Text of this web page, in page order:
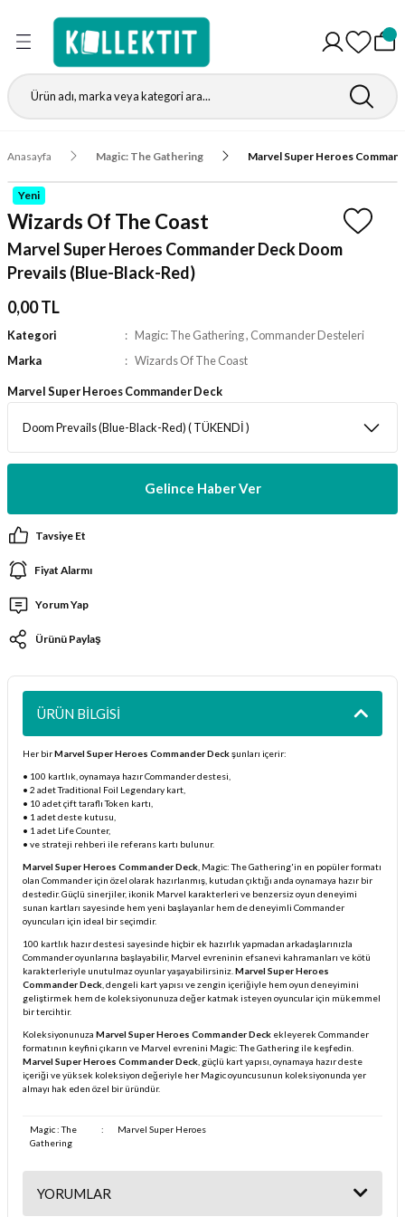
Geri Dön
Geri Dön
Geri Dön
Kutuları
Paketleri
Desteleri
Kutuları
Paketleri
Geri Dön
Geri Dön
Geri Dön
Geri Dön
Geri Dön
Anasayfa Magic: The Gathering Marvel Super Heroes
Yeni
Wizards Of The Coast
Marvel Super Heroes Commander Deck Doom
Prevails (Blue-Black-Red)
0,00 TL
Kategori Magic: The Gathering, Commander Desteleri
Marka
Wizards Of The Coast
Marvel Super Heroes Commander Deck
Gelince Haber Ver
Tavsiye Et
Fiyat Alarmı
Yorum Yap
Ürünü Paylaş
ÜRÜN BILGISI
Her birMarvel Super Heroes Commander Deckşunları içerir:
• 100 kartlık, oynamaya hazır Commander destesi,
• 2 adet Traditional Foil Legendary kart,
• 10 adet çift taraflı Token kartı,
• 1 adet deste kutusu,
• 1 adet Life Counter,
• ve strateji rehberi ile referans kartı bulunur.
Marvel Super Heroes Commander Deck , Magic: The Gathering'in en popüler formatı
olan Commander için özel olarak hazırlanmış, kutudan çıktığı anda oynamaya hazır bir
destedir. Güçlü sinerjiler, ikonik Marvel karakterleri ve benzersiz oyun deneyimi
sunan kartları sayesinde hem yeni başlayanlar hem de deneyimli Commander
oyuncuları için ideal bir seçimdir.
100 kartlık hazır destesi sayesinde hiçbir ek hazırlık yapmadan arkadaşlarınızla
Commander oyunlarına başlayabilir, Marvel evreninin efsanevi kahramanları ve kötü
karakterleriyle unutulmaz oyunlar yaşayabilirsiniz. Marvel Super Heroes
Commander Deck , dengeli kart yapısı ve zengin içeriğiyle hem oyun deneyimini
geliştirmek hem de koleksiyonunuza değer katmak isteyen oyuncular için mükemmel
bir tercihtir.
Koleksiyonunuza Marvel Super Heroes Commander Deck ekleyerek Commander
formatının keyfini çıkarın ve Marvel evrenini Magic: The Gathering ile keşfedin.
Marvel Super Heroes Commander Deck , güçlü kart yapısı, oynamaya hazır deste
içeriği ve yüksek koleksiyon değeriyle her Magic oyuncusunun koleksiyonunda yer
almayı hak eden özel bir üründür.
Magic : The
Gathering
: Marvel Super Heroes
YORUMLAR